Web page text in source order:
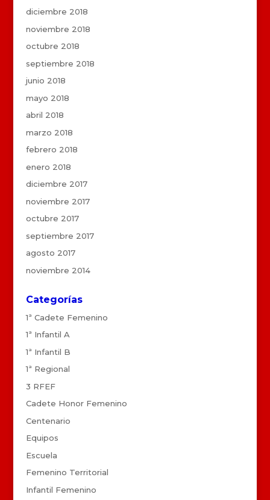
diciembre 2018
noviembre 2018
octubre 2018
septiembre 2018
junio 2018
mayo 2018
abril 2018
marzo 2018
febrero 2018
enero 2018
diciembre 2017
noviembre 2017
octubre 2017
septiembre 2017
agosto 2017
noviembre 2014
Categorías
1ª Cadete Femenino
1ª Infantil A
1ª Infantil B
1ª Regional
3 RFEF
Cadete Honor Femenino
Centenario
Equipos
Escuela
Femenino Territorial
Infantil Femenino